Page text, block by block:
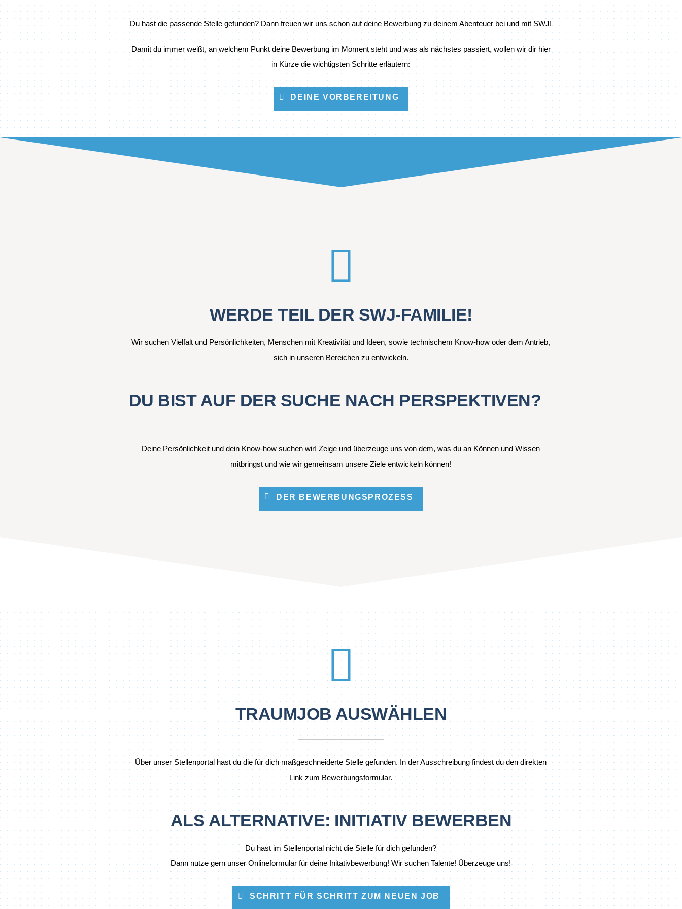
Du hast die passende Stelle gefunden? Dann freuen wir uns schon auf deine Bewerbung zu deinem Abenteuer bei und mit SWJ!
Damit du immer weißt, an welchem Punkt deine Bewerbung im Moment steht und was als nächstes passiert, wollen wir dir hier
in Kürze die wichtigsten Schritte erläutern:
DEINE VORBEREITUNG
WERDE TEIL DER SWJ-FAMILIE!
Wir suchen Vielfalt und Persönlichkeiten, Menschen mit Kreativität und Ideen, sowie technischem Know-how oder dem Antrieb,
sich in unseren Bereichen zu entwickeln.
DU BIST AUF DER SUCHE NACH PERSPEKTIVEN?
Deine Persönlichkeit und dein Know-how suchen wir! Zeige und überzeuge uns von dem, was du an Können und Wissen
mitbringst und wie wir gemeinsam unsere Ziele entwickeln können!
DER BEWERBUNGSPROZESS
TRAUMJOB AUSWÄHLEN
Über unser Stellenportal hast du die für dich maßgeschneiderte Stelle gefunden. In der Ausschreibung findest du den direkten
Link zum Bewerbungsformular.
ALS ALTERNATIVE: INITIATIV BEWERBEN
Du hast im Stellenportal nicht die Stelle für dich gefunden?
Dann nutze gern unser Onlineformular für deine Initativbewerbung! Wir suchen Talente! Überzeuge uns!
SCHRITT FÜR SCHRITT ZUM NEUEN JOB